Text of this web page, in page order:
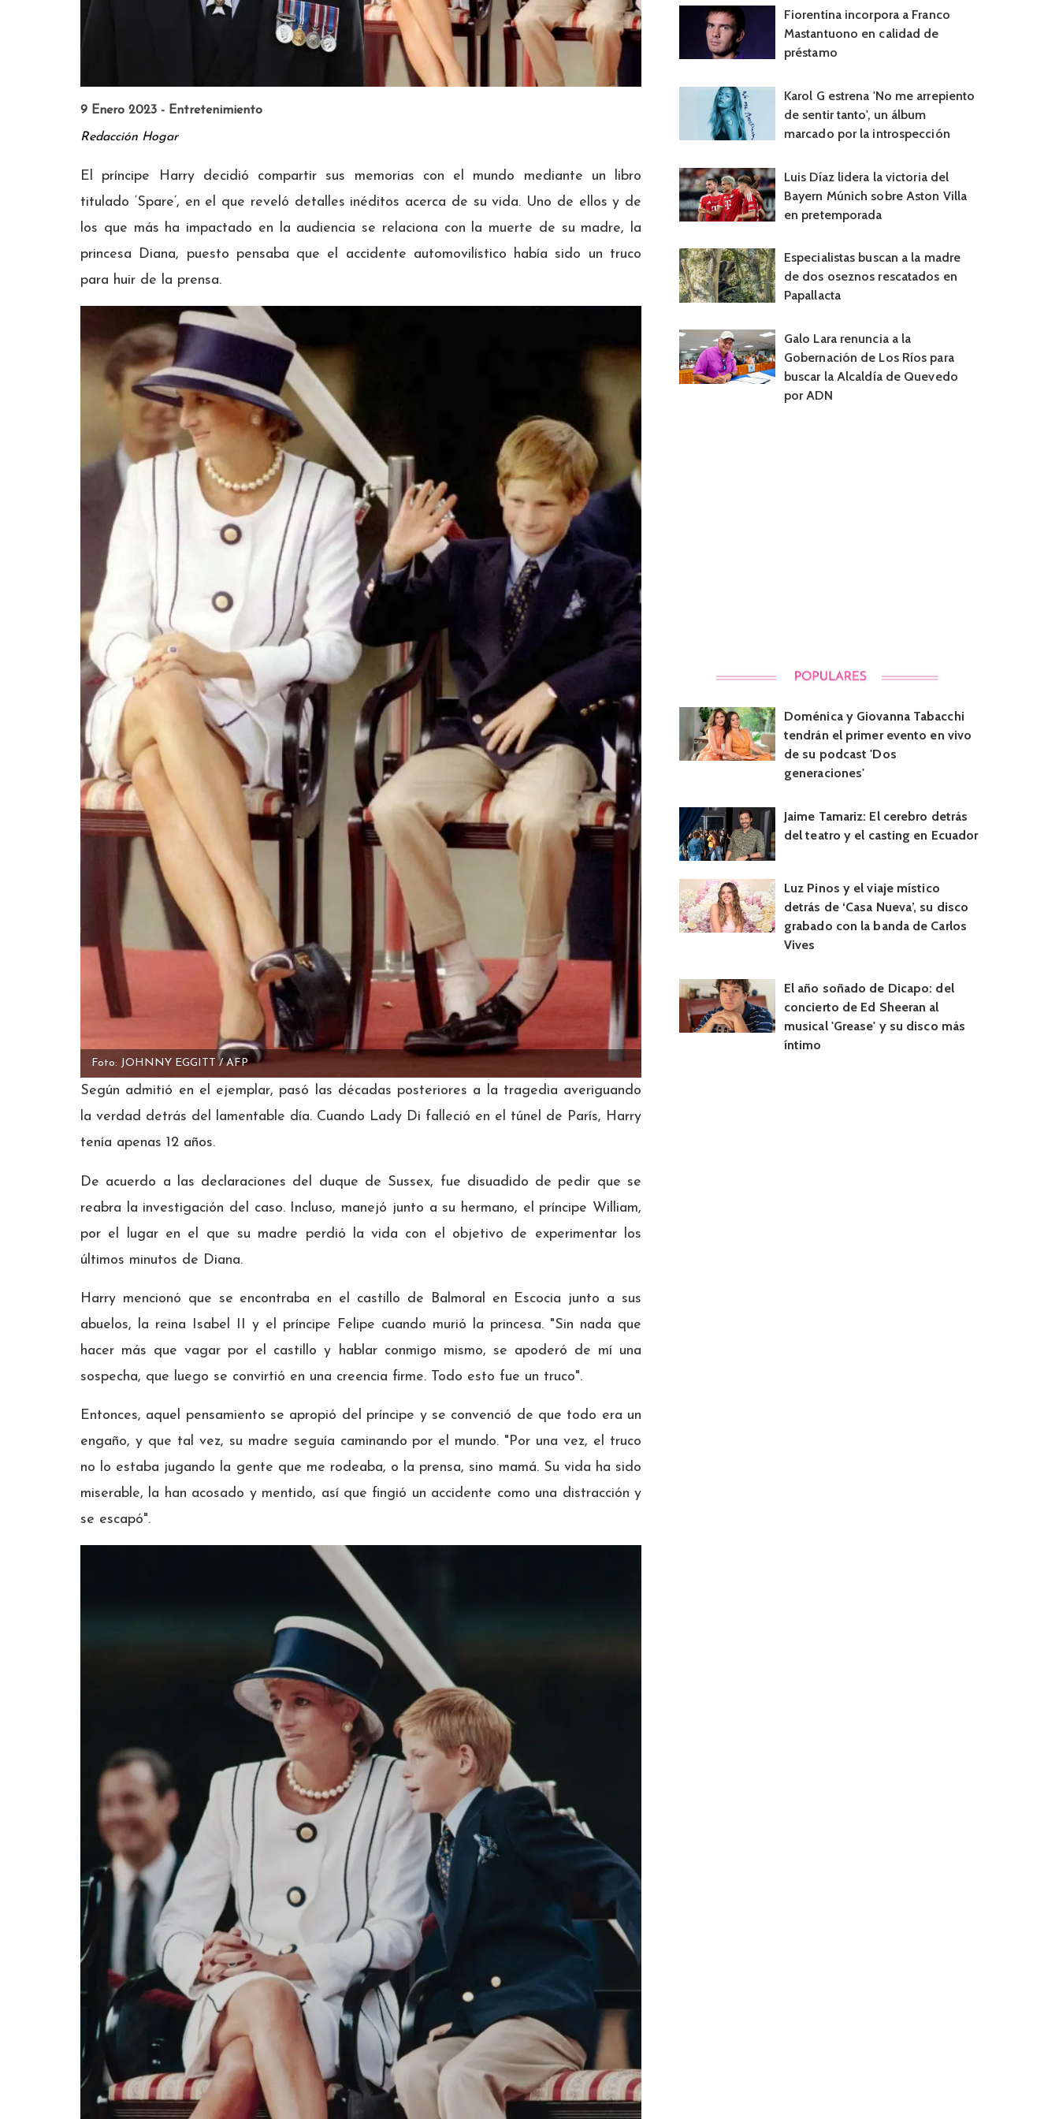
9 Enero 2023 - Entretenimiento
Redacción Hogar
El príncipe Harry decidió compartir sus memorias con el mundo mediante un libro
titulado ‘Spare’, en el que reveló detalles inéditos acerca de su vida. Uno de ellos y de
los que más ha impactado en la audiencia se relaciona con la muerte de su madre, la
princesa Diana, puesto pensaba que el accidente automovilístico había sido un truco
para huir de la prensa.
Foto: JOHNNY EGGITT / AFP
Según admitió en el ejemplar, pasó las décadas posteriores a la tragedia averiguando
la verdad detrás del lamentable día. Cuando Lady Di falleció en el túnel de París, Harry
tenía apenas 12 años.
De acuerdo a las declaraciones del duque de Sussex, fue disuadido de pedir que se
reabra la investigación del caso. Incluso, manejó junto a su hermano, el príncipe William,
por el lugar en el que su madre perdió la vida con el objetivo de experimentar los
últimos minutos de Diana.
Harry mencionó que se encontraba en el castillo de Balmoral en Escocia junto a sus
abuelos, la reina Isabel II y el príncipe Felipe cuando murió la princesa. "Sin nada que
hacer más que vagar por el castillo y hablar conmigo mismo, se apoderó de mí una
sospecha, que luego se convirtió en una creencia firme. Todo esto fue un truco".
Entonces, aquel pensamiento se apropió del príncipe y se convenció de que todo era un
engaño, y que tal vez, su madre seguía caminando por el mundo. "Por una vez, el truco
no lo estaba jugando la gente que me rodeaba, o la prensa, sino mamá. Su vida ha sido
miserable, la han acosado y mentido, así que fingió un accidente como una distracción y
se escapó".
Fiorentina incorpora a Franco
Mastantuono en calidad de
préstamo
Karol G estrena 'No me arrepiento
de sentir tanto', un álbum
marcado por la introspección
Luis Díaz lidera la victoria del
Bayern Múnich sobre Aston Villa
en pretemporada
Especialistas buscan a la madre
de dos oseznos rescatados en
Papallacta
Galo Lara renuncia a la
Gobernación de Los Ríos para
buscar la Alcaldía de Quevedo
por ADN
Doménica y Giovanna Tabacchi
tendrán el primer evento en vivo
de su podcast 'Dos
generaciones'
Jaime Tamariz: El cerebro detrás
del teatro y el casting en Ecuador
Luz Pinos y el viaje místico
detrás de ‘Casa Nueva’, su disco
grabado con la banda de Carlos
Vives
El año soñado de Dicapo: del
concierto de Ed Sheeran al
musical 'Grease' y su disco más
íntimo